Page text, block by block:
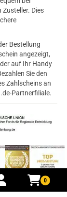
0
Zusteller. Dies
Bestellung
angezeigt,
auf Ihr Handy
Sie den
Zahlscheins an
Partnerfiliale.